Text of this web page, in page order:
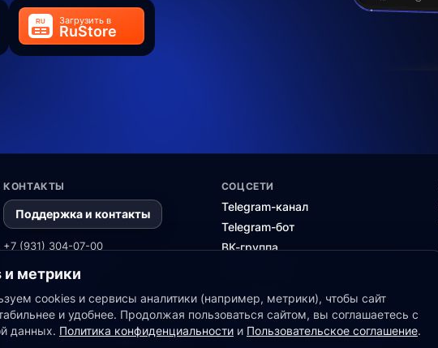
КОНТАКТЫ
Поддержка и контакты
+7 (931) 304-07-00
Поддержка в MAX
Если вы поставщик данных и у вас есть
коммерческое предложение - свяжитесь
с нами.
Коммерческие предложения
СОЦСЕТИ
Telegram-канал
Telegram-бот
ВК-группа
ПАРТНЕРАМ
Партнерская программа
и метрики
cookies и сервисы аналитики (например, метрики), чтобы сайт
и удобнее. Продолжая пользоваться сайтом, вы соглашаетесь с
данных. Политика конфиденциальности и Пользовательское соглашение.